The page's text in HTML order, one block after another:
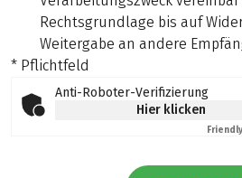
Rechtsgrundlage bis auf
Weitergabe an andere
* Pflichtfeld
Anti-Roboter-Verifizierung
Hier klicken
Friendly